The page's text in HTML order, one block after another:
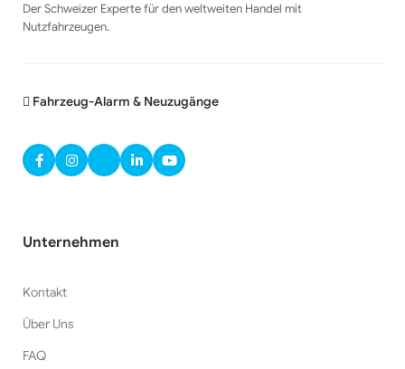
Der Schweizer Experte für den weltweiten Handel mit
Nutzfahrzeugen.
Fahrzeug-Alarm & Neuzugänge
Unternehmen
Kontakt
Über Uns
FAQ